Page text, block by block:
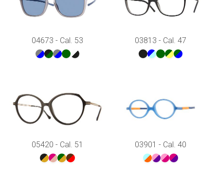
04673 - Cal. 53 03813 - Cal. 47
05420 - Cal. 51 03901 - Cal. 40